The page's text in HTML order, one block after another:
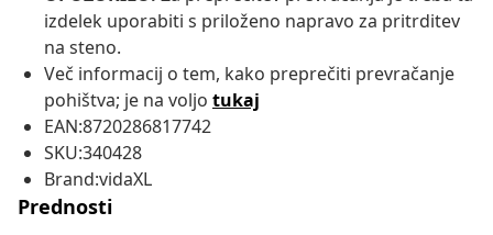
izdelek uporabiti s priloženo napravo za pritrditev
na steno.
Več informacij o tem, kako preprečiti prevračanje
pohištva; je na voljo tukaj
EAN:8720286817742
SKU:340428
Brand:vidaXL
Prednosti